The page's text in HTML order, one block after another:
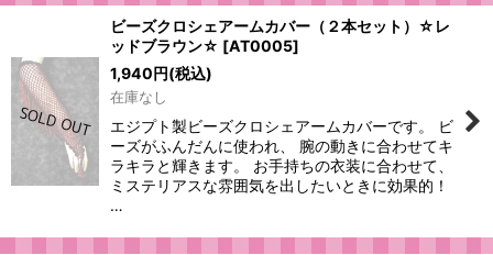
ビーズクロシェアームカバー（２本セット）☆レ
ッドブラウン☆ [AT0005]
1,940円(税込)
在庫なし
エジプト製ビーズクロシェアームカバーです。 ビ
ーズがふんだんに使われ、 腕の動きに合わせてキ
ラキラと輝きます。 お手持ちの衣装に合わせて、
ミステリアスな雰囲気を出したいときに効果的！
…